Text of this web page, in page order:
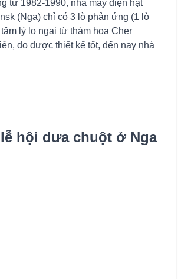
từ 1982-1990, nhà máy điện hạt
(Nga) chỉ có 3 lò phản ứng (1 lò
lý lo ngại từ thảm hoạ Cher
do được thiết kế tốt, đến nay nhà
hội dưa chuột ở Nga